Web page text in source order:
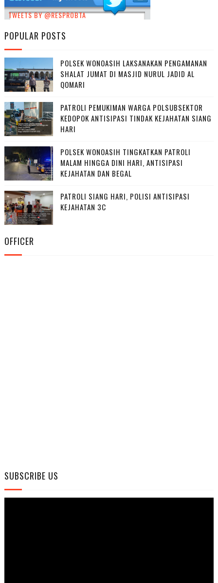
TWEETS BY @RESPROBTA
POPULAR POSTS
POLSEK WONOASIH LAKSANAKAN PENGAMANAN
SHALAT JUMAT DI MASJID NURUL JADID AL
QOMARI
PATROLI PEMUKIMAN WARGA POLSUBSEKTOR
KEDOPOK ANTISIPASI TINDAK KEJAHATAN SIANG
HARI
POLSEK WONOASIH TINGKATKAN PATROLI
MALAM HINGGA DINI HARI, ANTISIPASI
KEJAHATAN DAN BEGAL
PATROLI SIANG HARI, POLISI ANTISIPASI
KEJAHATAN 3C
OFFICER
SUBSCRIBE US